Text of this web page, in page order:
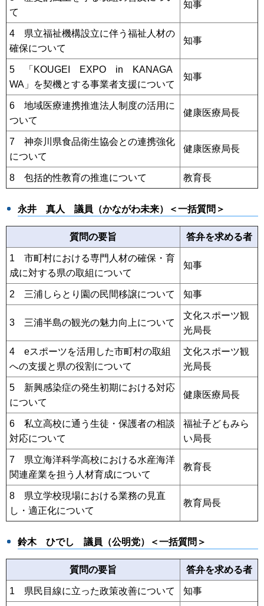
て
知事
4 県立福祉機構設立に伴う福祉人材の
確保について
知事
5 「KOUGEI EXPO in KANAGA
WA」を契機とする事業者支援について
知事
6 地域医療連携推進法人制度の活用に
ついて
健康医療局長
7 神奈川県食品衛生協会との連携強化
について
健康医療局長
8 包括的性教育の推進について 教育長
永井 真人 議員（かながわ未来）＜一括質問＞
質問の要旨 答弁を求める者
1 市町村における専門人材の確保・育
成に対する県の取組について
知事
2 三浦しらとり園の民間移譲について 知事
3 三浦半島の観光の魅力向上について
文化スポーツ観
光局長
4 eスポーツを活用した市町村の取組
への支援と県の役割について
文化スポーツ観
光局長
5 新興感染症の発生初期における対応
について
健康医療局長
6 私立高校に通う生徒・保護者の相談
対応について
福祉子どもみら
い局長
7 県立海洋科学高校における水産海洋
関連産業を担う人材育成について
教育長
8 県立学校現場における業務の見直
し・適正化について
教育局長
鈴木 ひでし 議員（公明党）＜一括質問＞
質問の要旨 答弁を求める者
1 県民目線に立った政策改善について 知事